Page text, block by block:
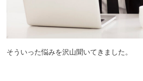
そういった悩みを沢山聞いてきました。